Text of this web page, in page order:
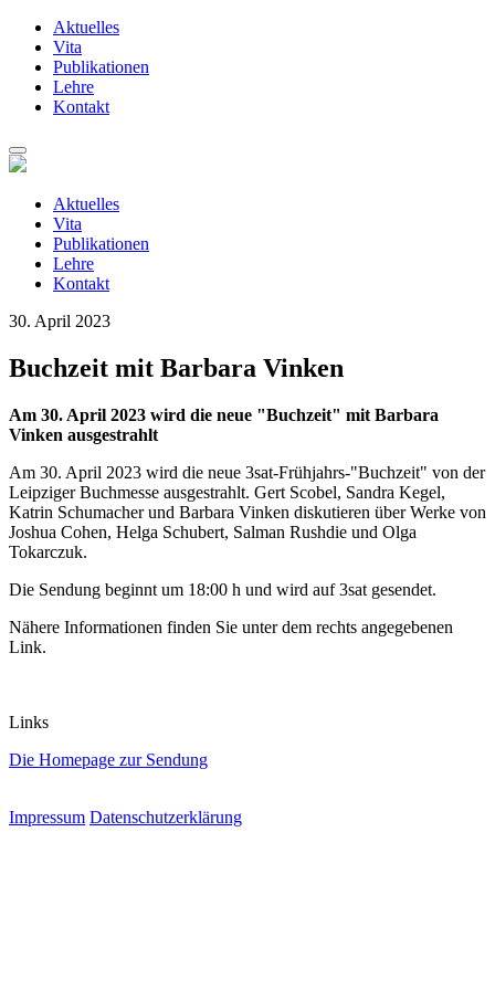
Aktuelles
Vita
Publikationen
Lehre
Kontakt
Zum
springenAktuelles
Vita
Publikationen
Lehre
Kontakt
30. April 2023
Buchzeit mit Barbara Vinken
Am 30. April 2023 wird die neue "Buchzeit" mit Barbara
Vinken ausgestrahlt
Am 30. April 2023 wird die neue 3sat-Frühjahrs-"Buchzeit" von der
Leipziger Buchmesse ausgestrahlt. Gert Scobel, Sandra Kegel,
Katrin Schumacher und Barbara Vinken diskutieren über Werke von
Joshua Cohen, Helga Schubert, Salman Rushdie und Olga
Tokarczuk.
Die Sendung beginnt um 18:00 h und wird auf 3sat gesendet.
Nähere Informationen finden Sie unter dem rechts angegebenen
Link.
Links
Die Homepage zur Sendung
Impressum Datenschutzerklärung